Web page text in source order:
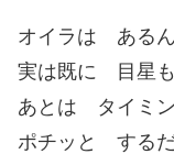
オイラは ある
実は既に 目星
あとは タイミ
ポチッと する